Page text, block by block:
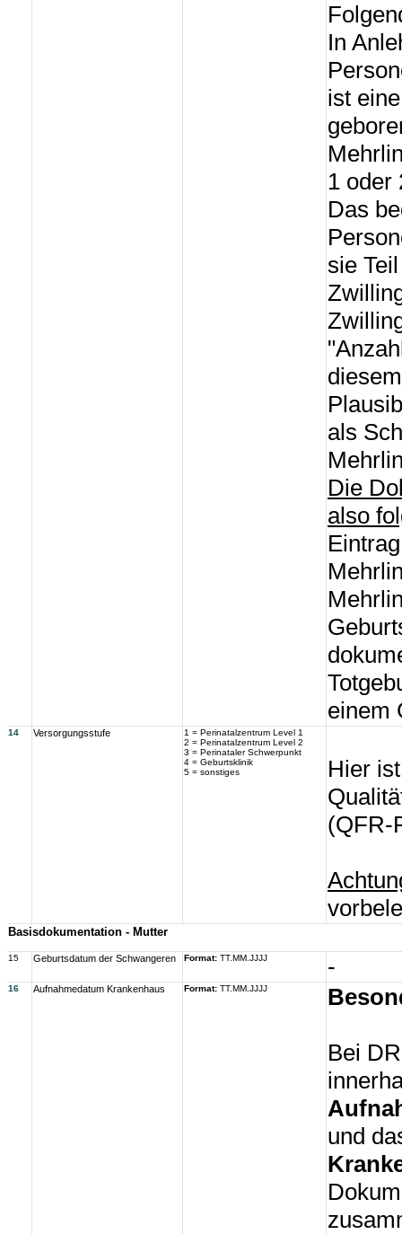
In
ist
1 oder
Das
sie
als
Die
also
einem
14 Versorgungsstufe
1 = Perinatalzentrum Level 1
2 = Perinatalzentrum Level 2
3 = Perinataler Schwerpunkt
4 = Geburtsklinik
5 = sonstiges
Hier
(QFR-
Basisdokumentation - Mutter
15 Geburtsdatum der Schwangeren Format: TT.MM.JJJJ -
16 Aufnahmedatum Krankenhaus Format: TT.MM.JJJJ
Bei
und